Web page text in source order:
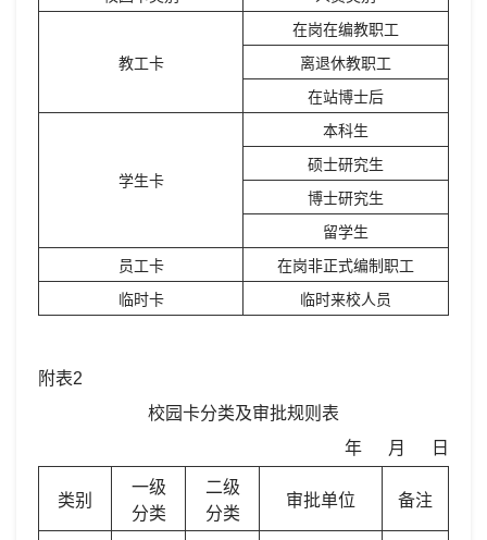
教工卡
在岗在编教职工
离退休教职工
在站博士后
学生卡
本科生
硕士研究生
博士研究生
留学生
员工卡
在岗非正式编制职工
临时卡
临时来校人员
附表2
校园卡分类及审批规则表
年 月 日
类别
一级
分类
二级
分类
审批单位 备注